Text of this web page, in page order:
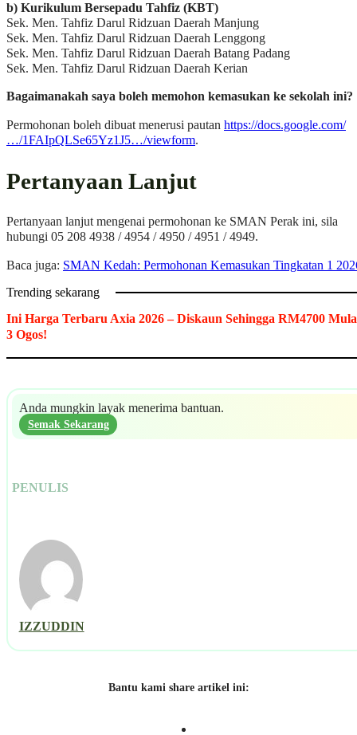
b) Kurikulum Bersepadu Tahfiz (KBT)
Sek. Men. Tahfiz Darul Ridzuan Daerah Manjung
Sek. Men. Tahfiz Darul Ridzuan Daerah Lenggong
Sek. Men. Tahfiz Darul Ridzuan Daerah Batang Padang
Sek. Men. Tahfiz Darul Ridzuan Daerah Kerian
Bagaimanakah saya boleh memohon kemasukan ke sekolah ini?
Permohonan boleh dibuat menerusi pautan https://docs.google.com/
…/1FAIpQLSe65Yz1J5…/viewform.
Pertanyaan Lanjut
Pertanyaan lanjut mengenai permohonan ke SMAN Perak ini, sila
hubungi 05 208 4938 / 4954 / 4950 / 4951 / 4949.
Baca juga: SMAN Kedah: Permohonan Kemasukan Tingkatan 1
Trending sekarang
Ini Harga Terbaru Axia 2026 – Diskaun Sehingga RM4700
3 Ogos!
Anda mungkin layak menerima bantuan.
Semak Sekarang
PENULIS
IZZUDDIN
Bantu kami share artikel ini: